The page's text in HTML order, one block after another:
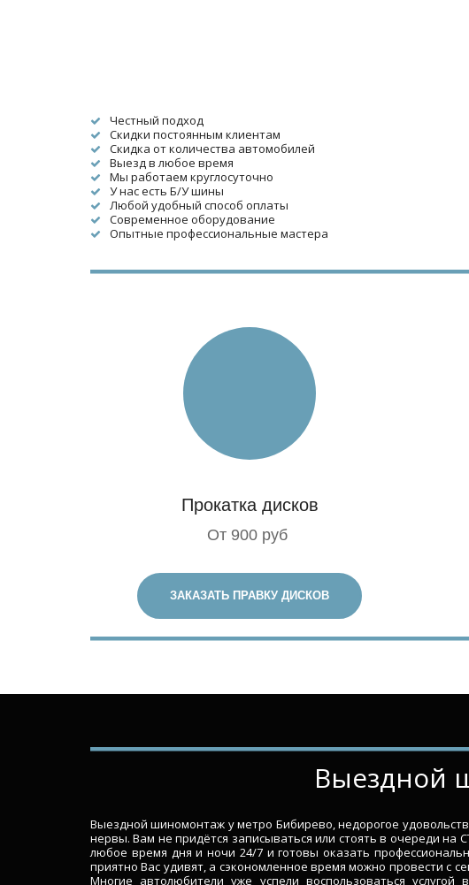
Честный подход
Скидки постоянным клиентам
Скидка от количества автомобилей
Выезд в любое время
Мы работаем круглосуточно
У нас есть Б/У шины
Любой удобный способ оплаты
Современное оборудование
Опытные профессиональные мастера
Прокатка дисков
От 900 руб
ЗАКАЗАТЬ ПРАВКУ ДИСКОВ
­­­­Выездной
Выездной шиномонтаж у метро Бибирево, недорогое
нервы. Вам не придётся записываться или стоять в очереди
любое время дня и ночи 24/7 и готовы оказать
приятно Вас удивят, а сэкономленное время можно провести с
Многие автолюбители уже успели воспользоваться